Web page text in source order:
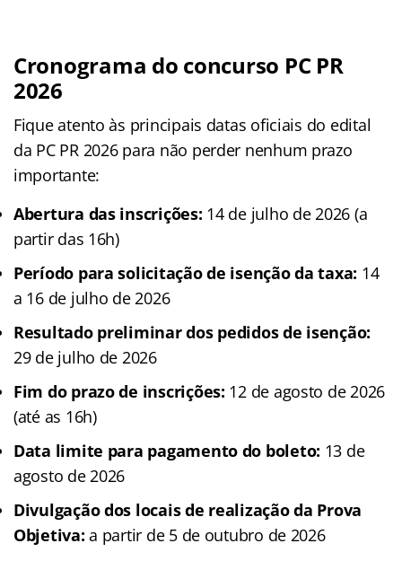
Cronograma do concurso PC PR
2026
Fique atento às principais datas oficiais do edital
da PC PR 2026 para não perder nenhum prazo
importante:
Abertura das inscrições: 14 de julho de 2026 (a
partir das 16h)
Período para solicitação de isenção da taxa: 14
a 16 de julho de 2026
Resultado preliminar dos pedidos de isenção:
29 de julho de 2026
Fim do prazo de inscrições: 12 de agosto de 2026
(até as 16h)
Data limite para pagamento do boleto: 13 de
agosto de 2026
Divulgação dos locais de realização da Prova
Objetiva: a partir de 5 de outubro de 2026